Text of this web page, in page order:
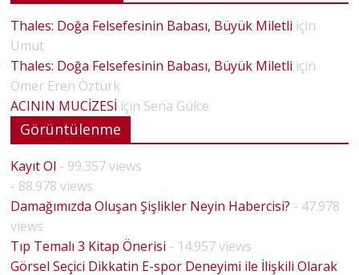
Thales: Doğa Felsefesinin Babası, Büyük Miletli için
Umut
Thales: Doğa Felsefesinin Babası, Büyük Miletli için
Ömer Eren Öztürk
ACININ MUCİZESİ için Sena Gülce
Görüntülenme
Kayıt Ol - 99.357 views
- 88.978 views
Damağımızda Oluşan Şişlikler Neyin Habercisi? - 47.978
views
Tıp Temalı 3 Kitap Önerisi - 14.957 views
Görsel Seçici Dikkatin E-spor Deneyimi ile İlişkili Olarak